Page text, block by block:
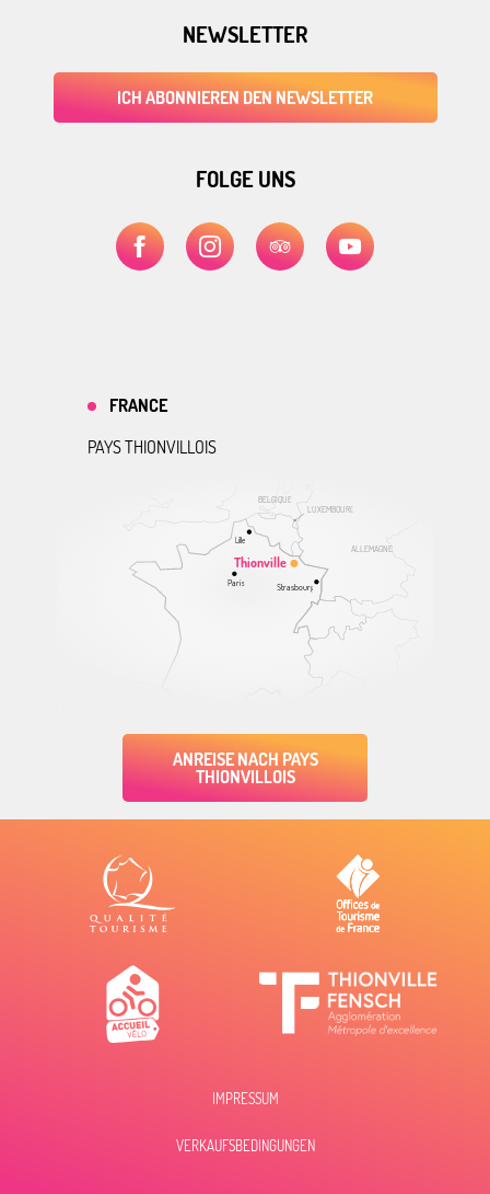
NEWSLETTER
ICH ABONNIEREN DEN NEWSLETTER
FOLGE UNS
ALLEMAGNE
BELGIQUE
LUXEMBOURG
Thionville
Lille
Paris Strasbourg
FRANCE
PAYS THIONVILLOIS
ANREISE NACH PAYS
THIONVILLOIS
IMPRESSUM
VERKAUFSBEDINGUNGEN